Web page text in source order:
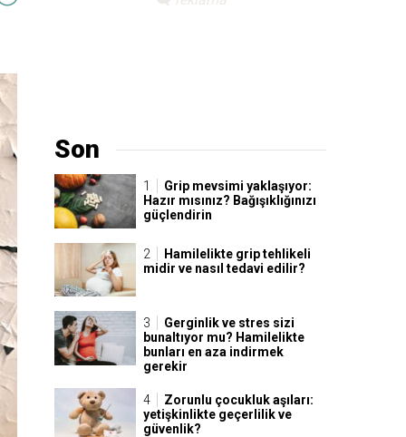
Son
Grip mevsimi yaklaşıyor:
Hazır mısınız? Bağışıklığınızı
güçlendirin
Hamilelikte grip tehlikeli
midir ve nasıl tedavi edilir?
Gerginlik ve stres sizi
bunaltıyor mu? Hamilelikte
bunları en aza indirmek
gerekir
Zorunlu çocukluk aşıları:
yetişkinlikte geçerlilik ve
güvenlik?